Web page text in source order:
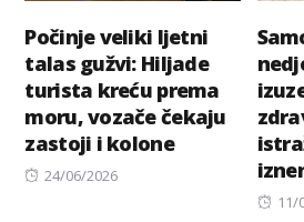
Počinje veliki ljetni
talas gužvi: Hiljade
turista kreću prema
moru, vozače čekaju
zastoji i kolone
Posted
24/06/2026
11/